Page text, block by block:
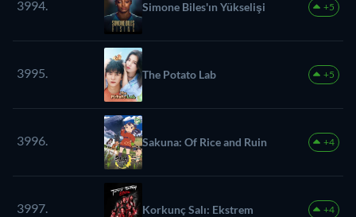
3994. Simone Biles'ın Yükselişi +5
3995. The Potato Lab +5
3996. Sakuna: Of Rice and Ruin +4
3997. Korkunç Salı: Ekstrem +4